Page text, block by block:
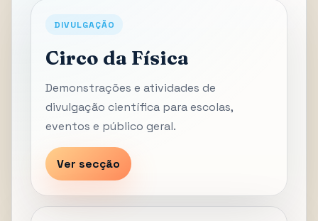
DIVULGAÇÃO
Circo da Física
Demonstrações e atividades de
divulgação científica para escolas,
eventos e público geral.
Ver secção